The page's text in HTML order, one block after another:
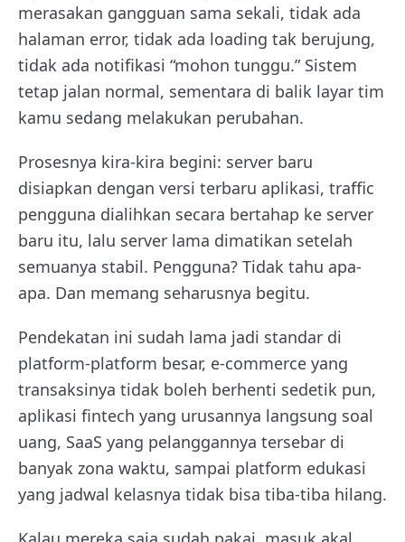
merasakan gangguan sama sekali, tidak ada
halaman error, tidak ada loading tak berujung,
tidak ada notifikasi “mohon tunggu.” Sistem
tetap jalan normal, sementara di balik layar tim
kamu sedang melakukan perubahan.
Prosesnya kira-kira begini: server baru
disiapkan dengan versi terbaru aplikasi, traffic
pengguna dialihkan secara bertahap ke server
baru itu, lalu server lama dimatikan setelah
semuanya stabil. Pengguna? Tidak tahu apa-
apa. Dan memang seharusnya begitu.
Pendekatan ini sudah lama jadi standar di
platform-platform besar, e-commerce yang
transaksinya tidak boleh berhenti sedetik pun,
aplikasi fintech yang urusannya langsung soal
uang, SaaS yang pelanggannya tersebar di
banyak zona waktu, sampai platform edukasi
yang jadwal kelasnya tidak bisa tiba-tiba hilang.